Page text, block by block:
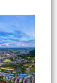
TRỰC
LẬP
tại chỗ